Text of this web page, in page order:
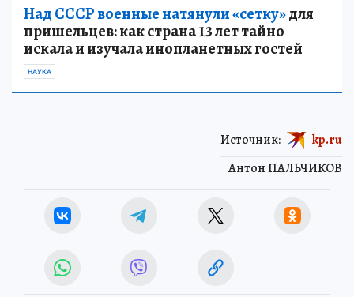
Над СССР военные натянули «сетку»для
пришельцев: как страна 13 лет тайно
искала и изучала инопланетных гостей
НАУКА
Антон ПАЛЬЧИКОВ
Источник: kp.ru